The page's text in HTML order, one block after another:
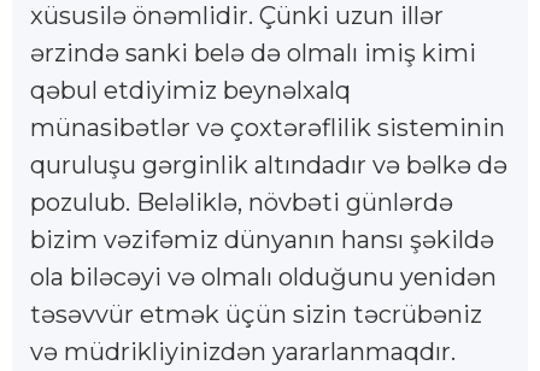
xüsusilə önəmlidir. Çünki uzun illər
ərzində sanki belə də olmalı imiş kimi
qəbul etdiyimiz beynəlxalq
münasibətlər və çoxtərəflilik sisteminin
quruluşu gərginlik altındadır və bəlkə də
pozulub. Beləliklə, növbəti günlərdə
bizim vəzifəmiz dünyanın hansı şəkildə
ola biləcəyi və olmalı olduğunu yenidən
təsəvvür etmək üçün sizin təcrübəniz
və müdrikliyinizdən yararlanmaqdır.